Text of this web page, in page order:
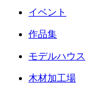
イベント
作品集
モデルハウス
木材加工場